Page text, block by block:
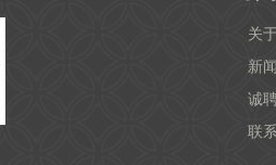
关
新
诚
联